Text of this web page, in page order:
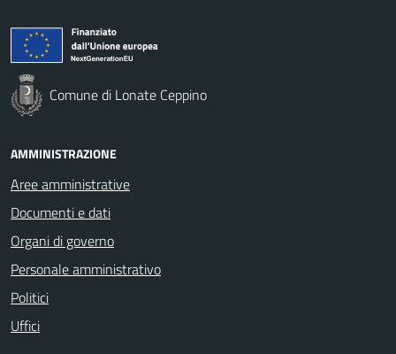
Comune di Lonate Ceppino
AMMINISTRAZIONE
Aree amministrative
Documenti e dati
Organi di governo
Personale amministrativo
Politici
Uffici